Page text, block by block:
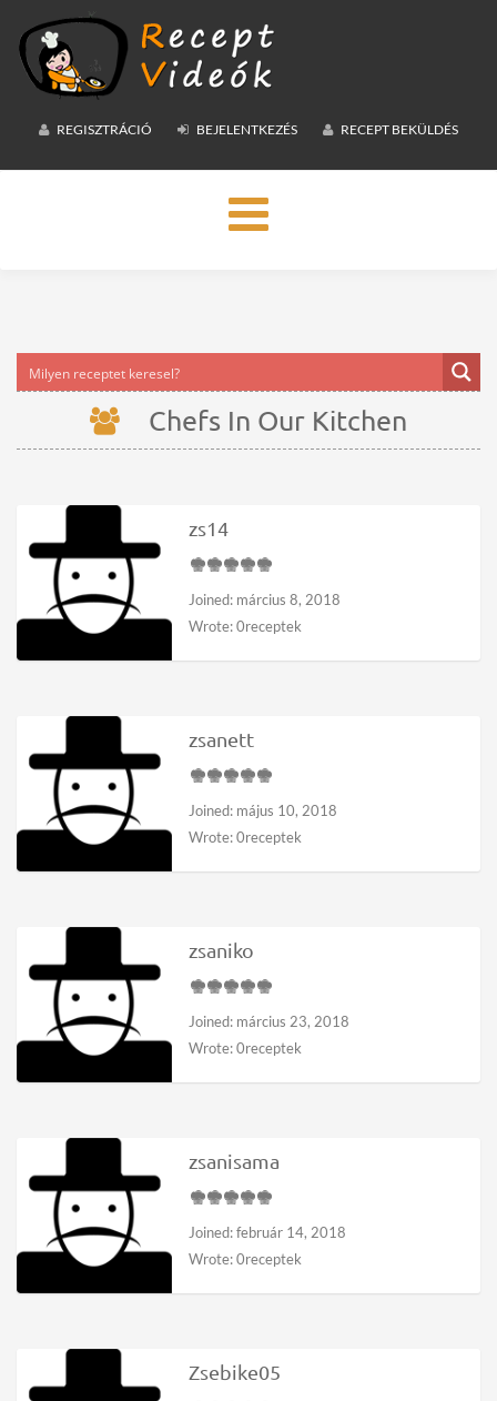
REGISZTRÁCIÓ BEJELENTKEZÉS RECEPT BEKÜLDÉS
Toggle
navigation
Chefs In Our Kitchen
zs14
Joined: március 8, 2018
Wrote: 0receptek
zsanett
Joined: május 10, 2018
Wrote: 0receptek
zsaniko
Joined: március 23, 2018
Wrote: 0receptek
zsanisama
Joined: február 14, 2018
Wrote: 0receptek
Zsebike05